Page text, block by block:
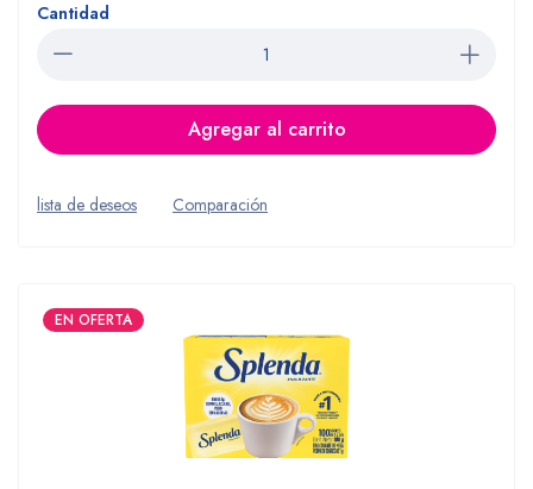
Cantidad
Agregar al carrito
lista de deseos Comparación
EN OFERTA